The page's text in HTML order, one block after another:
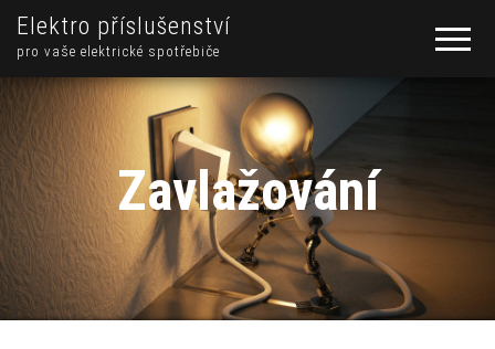
Elektro příslušenství
pro vaše elektrické spotřebiče
Zavlažování